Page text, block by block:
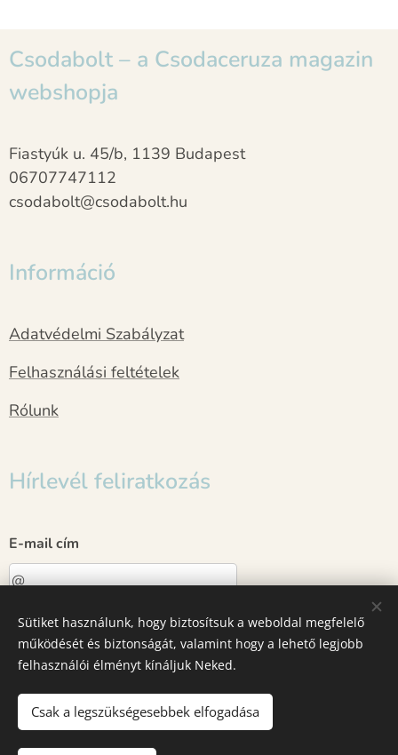
Csodabolt – a Csodaceruza magazin
webshopja
Fiastyúk u. 45/b, 1139 Budapest
06707747112
csodabolt@csodabolt.hu
Információ
Adatvédelmi Szabályzat
Felhasználási feltételek
Rólunk
Hírlevél feliratkozás
E-mail cím
Küldés
Sütik
Sütiket használunk, hogy biztosítsuk a weboldal megfelelő
működését és biztonságát, valamint hogy a lehető legjobb
felhasználói élményt kínáljuk Neked.
Csak a legszükségesebbek elfogadása